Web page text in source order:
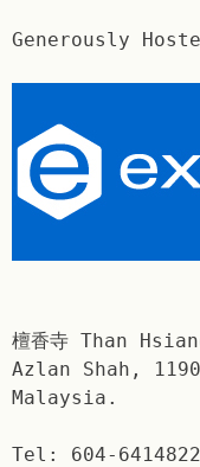
Generously
檀香寺 Than
Azlan Shah,
Malaysia.
Tel: 604-